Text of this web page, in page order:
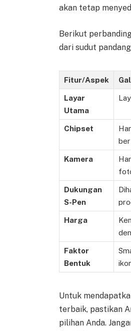
akan tetap
Berikut
dari sudut
Fitur/Aspek
Layar
Utama
Chipset
Kamera
Dukungan
S-Pen
Harga
Faktor
Bentuk
Untuk
terbaik, pastikan
pilihan Anda.